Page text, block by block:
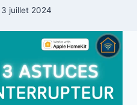
3 juillet 2024